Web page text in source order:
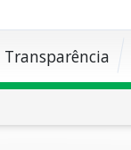
Transparência